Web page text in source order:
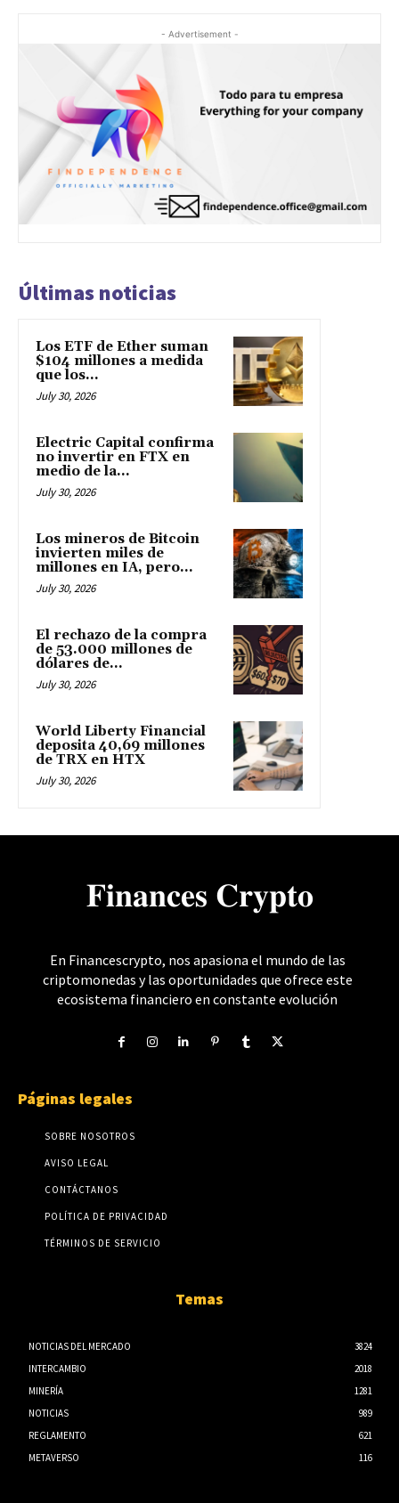
- Advertisement -
Últimas noticias
Los ETF de Ether suman
$104 millones a medida
que los...
July 30, 2026
Electric Capital confirma
no invertir en FTX en
medio de la...
July 30, 2026
Los mineros de Bitcoin
invierten miles de
millones en IA, pero...
July 30, 2026
El rechazo de la compra
de 53.000 millones de
dólares de...
July 30, 2026
World Liberty Financial
deposita 40,69 millones
de TRX en HTX
July 30, 2026
𝐅𝐢𝐧𝐚𝐧𝐜𝐞𝐬 𝐂𝐫𝐲𝐩𝐭𝐨
En Financescrypto, nos apasiona el mundo de las
criptomonedas y las oportunidades que ofrece este
ecosistema financiero en constante evolución
Páginas legales
SOBRE NOSOTROS
AVISO LEGAL
CONTÁCTANOS
POLÍTICA DE PRIVACIDAD
TÉRMINOS DE SERVICIO
Temas
NOTICIAS DEL MERCADO
3824
INTERCAMBIO
2018
MINERÍA
1281
NOTICIAS
989
REGLAMENTO
621
METAVERSO
116